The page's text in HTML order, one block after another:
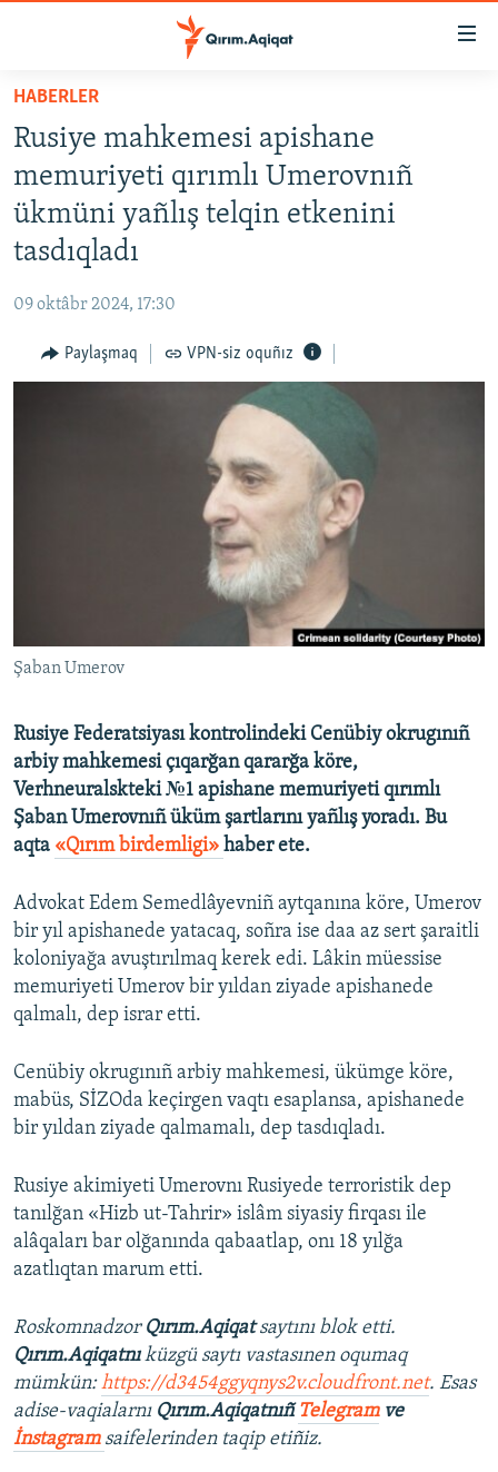
Esas
qaytmaq
Baş
navigatsiyağa
qaytmaq
Qıdıruvğa
SİYASET
İQTİSADİYAT
CEMİYET
İNSAN AQLARI
VİDEO
RFE/RS bütün saytları
HABERLER
Rusiye mahkemesi apishane
memuriyeti qırımlı Umerovnıñ
ükmüni yañlış telqin etkenini
tasdıqladı
09 oktâbr 2024, 17:30
Paylaşmaq VPN-siz oquñız
Şaban Umerov
Rusiye Federatsiyası kontrolindeki Cenübiy okrugınıñ
arbiy mahkemesi çıqarğan qararğa köre,
Verhneuralskteki №1 apishane memuriyeti qırımlı
Şaban Umerovnıñ üküm şartlarını yañlış yoradı. Bu
aqta «Qırım birdemligi» haber ete.
Advokat Edem Semedlâyevniñ aytqanına köre, Umerov
bir yıl apishanede yatacaq, soñra ise daa az sert şaraitli
koloniyağa avuştırılmaq kerek edi. Lâkin müessise
memuriyeti Umerov bir yıldan ziyade apishanede
qalmalı, dep israr etti.
Cenübiy okrugınıñ arbiy mahkemesi, ükümge köre,
mabüs, SİZOda keçirgen vaqtı esaplansa, apishanede
bir yıldan ziyade qalmamalı, dep tasdıqladı.
Rusiye akimiyeti Umerovnı Rusiyede terroristik dep
tanılğan «Hizb ut-Tahrir» islâm siyasiy firqası ile
alâqaları bar olğanında qabaatlap, onı 18 yılğa
azatlıqtan marum etti.
Roskomnadzor Qırım.Aqiqatsaytını blok etti.
Qırım.Aqiqatnıküzgü saytı vastasınen oqumaq
mümkün:https://d3454ggyqnys2v.cloudfront.net. Esas
adise-vaqialarnı Qırım.Aqiqatnıñ Telegramve
İnstagram saifelerinden taqip etiñiz.